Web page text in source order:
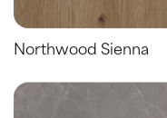
Northwood Sienna